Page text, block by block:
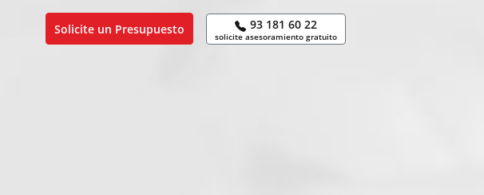
Solicite un Presupuesto 93 181 60 22
solicite asesoramiento gratuito